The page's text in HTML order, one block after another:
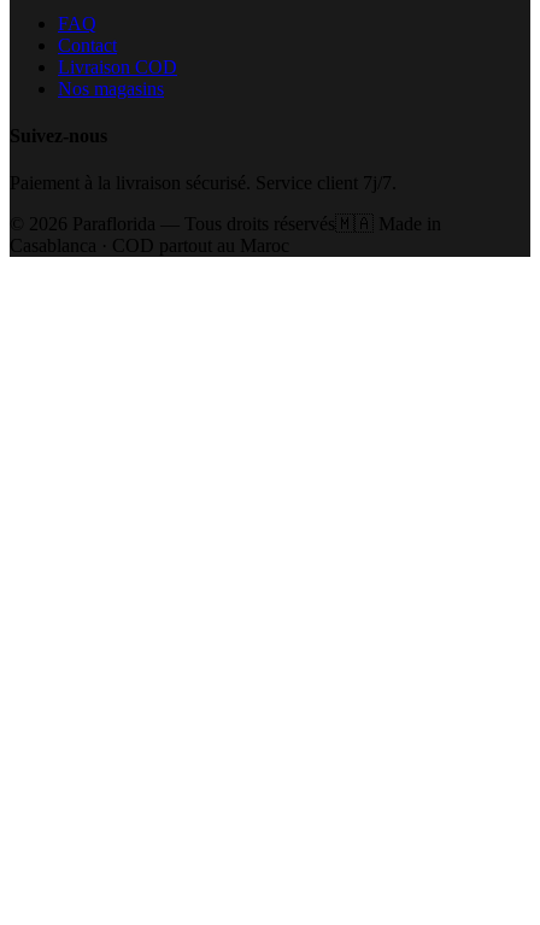
FAQ
Contact
Livraison COD
Nos magasins
Suivez-nous
Paiement à la livraison sécurisé. Service client 7j/7.
©
2026 Paraflorida — Tous droits réservés🇲🇦 Made in
Casablanca · COD partout au Maroc